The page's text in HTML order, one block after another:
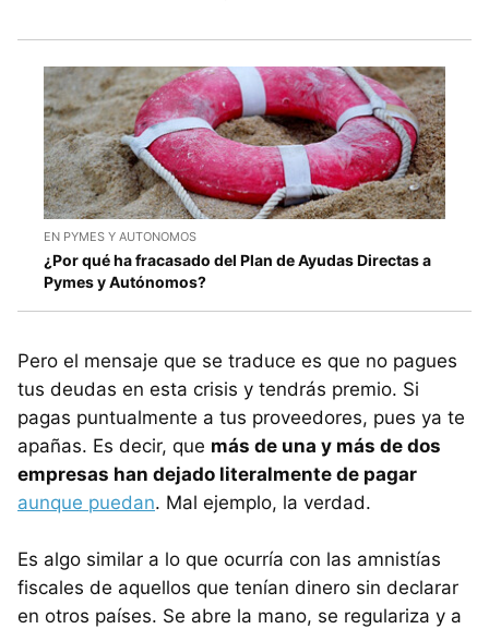
EN PYMES Y AUTONOMOS
¿Por qué ha fracasado del Plan de Ayudas Directas a
Pymes y Autónomos?
Pero el mensaje que se traduce es que no pagues
tus deudas en esta crisis y tendrás premio. Si
pagas puntualmente a tus proveedores, pues ya te
apañas. Es decir, que más de una y más de dos
empresas han dejado literalmente de pagar
aunque puedan. Mal ejemplo, la verdad.
Es algo similar a lo que ocurría con las amnistías
fiscales de aquellos que tenían dinero sin declarar
en otros países. Se abre la mano, se regulariza y a